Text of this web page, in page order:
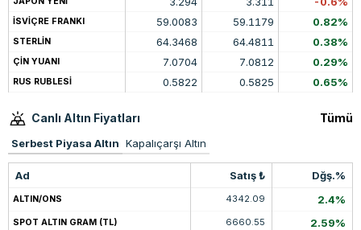
İSVİÇRE FRANKI 59.0083 59.1179 0.82%
STERLİN 64.3468 64.4811 0.38%
ÇİN YUANI 7.0704 7.0812 0.29%
RUS RUBLESİ 0.5822 0.5825 0.65%
Canlı Altın Fiyatları Tümü
Serbest Piyasa Altın Kapalıçarşı Altın
Ad Satış ₺ Dğş.%
ALTIN/ONS 4342.09 2.4%
SPOT ALTIN GRAM (TL) 6660.55 2.59%